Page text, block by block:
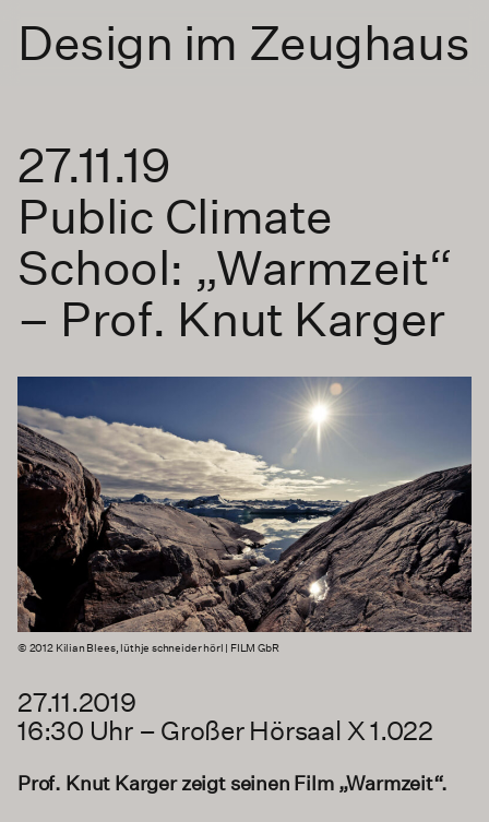
Design im Zeughaus
27.11.19
Public Climate
School: „Warmzeit“
– Prof. Knut Karger
© 2012 Kilian Blees, lüthje schneider hörl | FILM GbR
27.11.2019
16:30 Uhr – Großer Hörsaal X 1.022
Prof. Knut Karger zeigt seinen Film „Warmzeit“.